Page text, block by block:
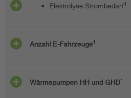
Elektrolyse Strombedarf1
Anzahl E-Fahrzeuge1
Wärmepumpen HH und GHD1